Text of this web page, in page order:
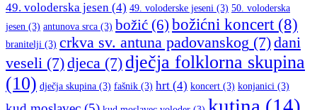
49. voloderska jesen (4) 49. voloderske jeseni (3) 50. voloderska
jesen (3) antunova srca (3) božić (6) božićni koncert(8)
branitelji (3) crkva sv. antuna padovanskog (7)dani
veseli (7)djeca (7) dječja folklorna skupina
(10) dječja skupina (3) fašnik (3) hrt (4) koncert (3) konjanici (3)